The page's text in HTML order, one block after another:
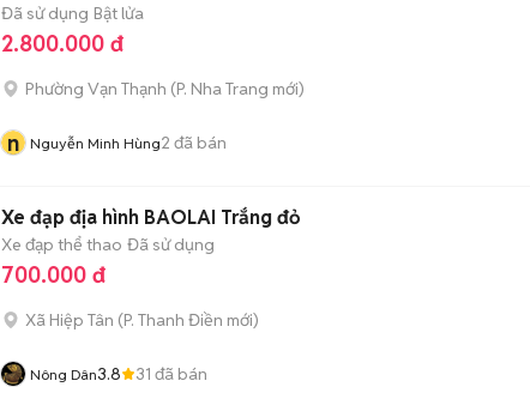
Đã sử dụng Bật lửa
2.800.000 đ
Phường Vạn Thạnh (P. Nha Trang mới)
n Nguyễn Minh Hùng2 đã bán
Xe đạp địa hình BAOLAI Trắng đỏ
Xe đạp thể thao Đã sử dụng
700.000 đ
Xã Hiệp Tân (P. Thanh Điền mới)
Nông Dân3.8 31 đã bán